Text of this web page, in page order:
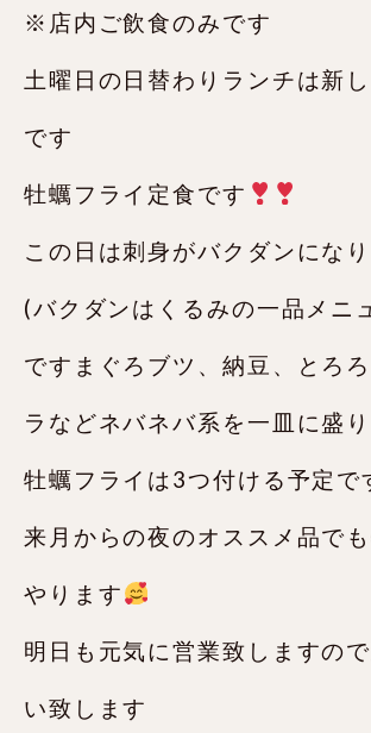
※店内ご飲食のみです
土曜日の日替わりランチは新
です️
牡蠣フライ定食です
この日は刺身がバクダンにな
(バクダンはくるみの一品メニ
ですまぐろブツ、納豆、とろ
ラなどネバネバ系を一皿に盛
牡蠣フライは3つ付ける予定で
来月からの夜のオススメ品で
やります
明日も元気に営業致しますの
い致します️